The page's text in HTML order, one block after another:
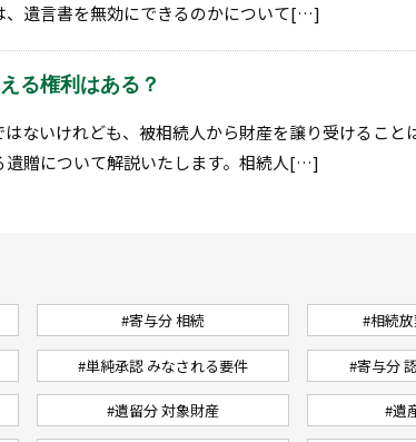
、遺言書を無効にできるのかについて[…]
る権利はある？
ないけれども、被相続人から財産を譲り受けるこ
遺贈について解説いたします。相続人[…]
#寄与分 相続 #相続
#単純承認 みなされる要件 #寄与分
#遺留分 対象財産 #遺